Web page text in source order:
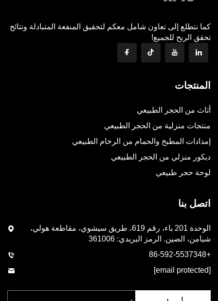
كما نتطلع إلى تعاون شامل معكم لتحقيق المنفعة المتبادلة ونتائج
تحقق الربح للجميع!
المنتجات
أثاث من الحجر الطبيعي
منتجات منزلية من الحجر الطبيعي
إمدادات المطبخ والحمام من الرخام الطبيعي
ديكور منزلي من الحجر الطبيعي
لوحة حجر طبيعي
اتصل بنا
الوحدة 201 باء، رقم 619، طريق سيشوي، مقاطعة هولي،
شيامن، الصين. الرمز البريدي: 361006
+86-592-5537348
[email protected]